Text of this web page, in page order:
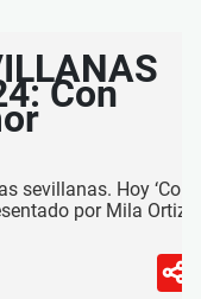
Con
sevillanas. Hoy ‘Con
por Mila Ortiz